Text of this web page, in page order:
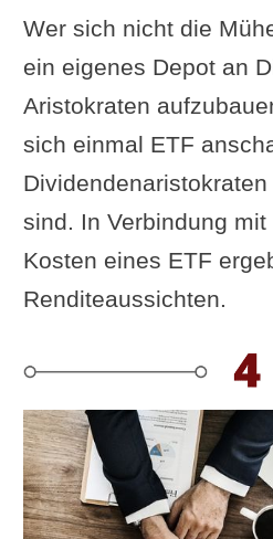
Wer sich nicht die
ein eigenes Depot an
Aristokraten
sich einmal ETF
sind. In Verbindung
Kosten eines ETF
Renditeaussichten.